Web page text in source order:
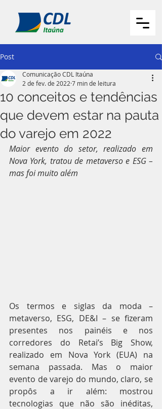
Post
10 conceitos e tendências
que devem estar na pauta
do varejo em 2022
Comunicação CDL Itaúna
2 de fev. de 2022 7 min de leitura
Maior evento do setor, realizado em
Nova York, tratou de metaverso e ESG –
mas foi muito além
Os termos e siglas da moda –
metaverso, ESG, DE&I – se fizeram
presentes nos painéis e nos
corredores do Retai’s Big Show,
realizado em Nova York (EUA) na
semana passada. Mas o maior
evento de varejo do mundo, claro, se
propôs a ir além: mostrou
tecnologias que não são inéditas,